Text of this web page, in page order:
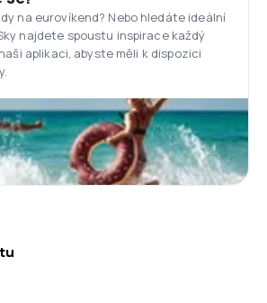
na eurovíkend? Nebo hledáte ideální
najdete spoustu inspirace každý
aplikaci, abyste měli k dispozici